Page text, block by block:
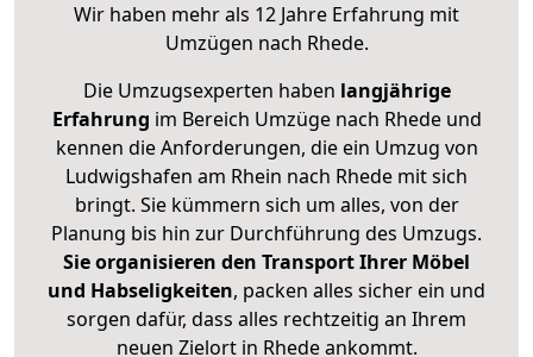
Wir haben mehr als 12 Jahre Erfahrung mit
Umzügen nach Rhede.
Die Umzugsexperten haben langjährige
Erfahrung im Bereich Umzüge nach Rhede und
kennen die Anforderungen, die ein Umzug von
Ludwigshafen am Rhein nach Rhede mit sich
bringt. Sie kümmern sich um alles, von der
Planung bis hin zur Durchführung des Umzugs.
Sie organisieren den Transport Ihrer Möbel
und Habseligkeiten, packen alles sicher ein und
sorgen dafür, dass alles rechtzeitig an Ihrem
neuen Zielort in Rhede ankommt.